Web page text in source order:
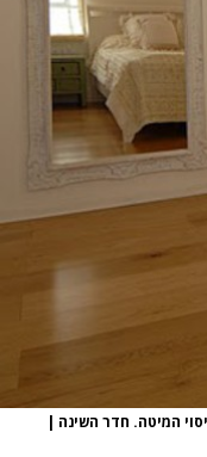
המיטה. חדר השינה |